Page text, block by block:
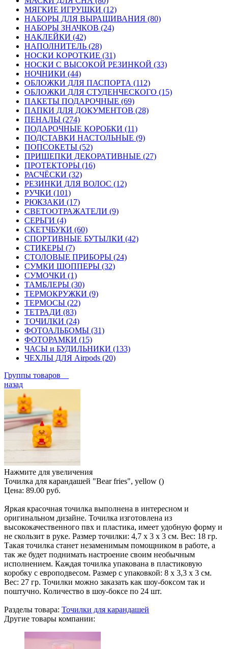
МЯГКИЕ ИГРУШКИ (12)
НАБОРЫ ДЛЯ ВЫРАЩИВАНИЯ (80)
НАБОРЫ ЗНАЧКОВ (24)
НАКЛЕЙКИ (42)
НАПОЛНИТЕЛЬ (28)
НОСКИ КОРОТКИЕ (31)
НОСКИ С ВЫСОКОЙ РЕЗИНКОЙ (33)
НОЧНИКИ (44)
ОБЛОЖКИ ДЛЯ ПАСПОРТА (112)
ОБЛОЖКИ ДЛЯ СТУДЕНЧЕСКОГО (15)
ПАКЕТЫ ПОДАРОЧНЫЕ (69)
ПАПКИ ДЛЯ ДОКУМЕНТОВ (28)
ПЕНАЛЫ (274)
ПОДАРОЧНЫЕ КОРОБКИ (11)
ПОДСТАВКИ НАСТОЛЬНЫЕ (9)
ПОПСОКЕТЫ (52)
ПРИЩЕПКИ ДЕКОРАТИВНЫЕ (27)
ПРОТЕКТОРЫ (16)
РАСЧЁСКИ (32)
РЕЗИНКИ ДЛЯ ВОЛОС (12)
РУЧКИ (101)
РЮКЗАКИ (17)
СВЕТООТРАЖАТЕЛИ (9)
СЕРЬГИ (4)
СКЕТЧБУКИ (60)
СПОРТИВНЫЕ БУТЫЛКИ (42)
СТИКЕРЫ (7)
СТОЛОВЫЕ ПРИБОРЫ (24)
СУМКИ ШОППЕРЫ (32)
СУМОЧКИ (1)
ТАМБЛЕРЫ (30)
ТЕРМОКРУЖКИ (9)
ТЕРМОСЫ (22)
ТЕТРАДИ (83)
ТОЧИЛКИ (24)
ФОТОАЛЬБОМЫ (31)
ФОТОРАМКИ (15)
ЧАСЫ и БУДИЛЬНИКИ (133)
ЧЕХЛЫ ДЛЯ Airpods (20)
Группы товаров
назад
Нажмите для увеличения
Точилка для карандашей "Bear fries", yellow ()
Цена: 89.00 руб.
Яркая красочная точилка выполнена в интересном и
оригинальном дизайне. Точилка изготовлена из
высококачественного пвх и пластика, имеет удобную форму и
не скользит в руке. Размер точилки: 4,7 х 3 х 3 см. Вес: 18 гр.
Такая точилка станет незаменимым помощником в работе, а
так же будет поднимать настроение своим необычным
исполнением. Каждая точилка упакована в пластиковую
коробку с европодвесом. Размер с упаковкой: 8 х 3,3 х 3 см.
Вес: 27 гр. Точилки можно заказать как шоу-боксом так и
поштучно. Количество в шоу-боксе по 24 шт.
Разделы товара: Точилки для карандашей
Другие товары компании: